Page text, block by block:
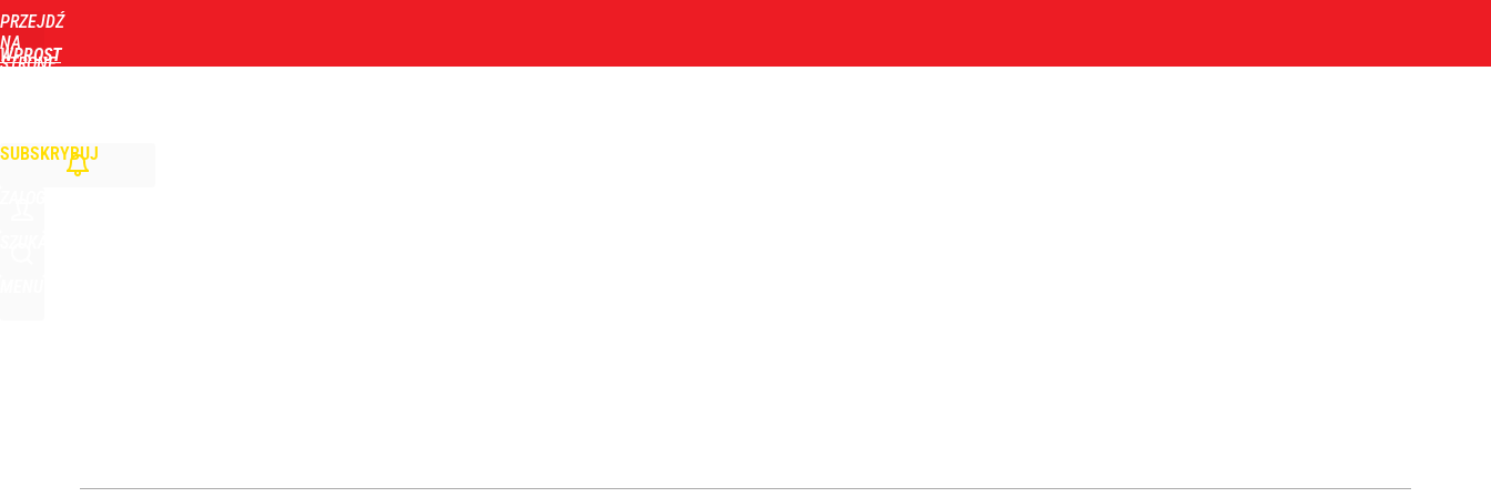
PRZEJDŹ
NA
STRONĘ
WPROST
SUBSKRYBUJ
dodaj